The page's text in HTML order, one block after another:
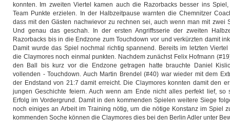
konnten. Im zweiten Viertel kamen auch die Razorbacks besser ins
Team Punkte erzielen. In der Halbzeitpause warnten die Chemnitzer
dass mit den Gästen nachwievor zu rechnen sei, auch wenn man mit zwei
Und genau das geschah. In der ersten Angriffsserie der zweiten
Razorbacks bis in die Endzone zum Touchdown vor und verkürzten damit
Damit wurde das Spiel nochmal richtig spannend. Bereits im letzten
die Claymores noch einmal punkten. Nachdem zunächst Felix Hofmann
den Ball bis kurz vor die Endzone getragen hatte brauchte Daniel
vollenden - Touchdown. Auch Martin Brendel (#40) war wieder mit dem
der Endstand von 21:7 damit erreicht. Die Claymores konnten damit den
jungen Geschichte feiern. Auch wenn am Ende nicht alles perfekt lief, so
Erfolg im Vordergrund. Damit in den kommenden Spielen weitere Siege
noch einiges an Arbeit im Training nötig, um die nötige Konstanz im Spiel
kommenden Soche können die Claymores dies bei den Berlin Adler unter